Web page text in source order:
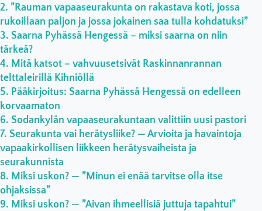
”Rauman vapaaseurakunta on rakastava koti, jossa
rukoillaan paljon ja jossa jokainen saa tulla kohdatuksi”
Saarna Pyhässä Hengessä – miksi saarna on niin
tärkeä?
Mitä katsot – vahvuusetsivät Raskinnanrannan
telttaleirillä Kihniöllä
Pääkirjoitus: Saarna Pyhässä Hengessä on edelleen
korvaamaton
Sodankylän vapaaseurakuntaan valittiin uusi pastori
Seurakunta vai herätysliike? — Arvioita ja havaintoja
vapaakirkollisen liikkeen herätysvaiheista ja
seurakunnista
Miksi uskon? — ”Minun ei enää tarvitse olla itse
ohjaksissa”
Miksi uskon? — ”Aivan ihmeellisiä juttuja tapahtui”